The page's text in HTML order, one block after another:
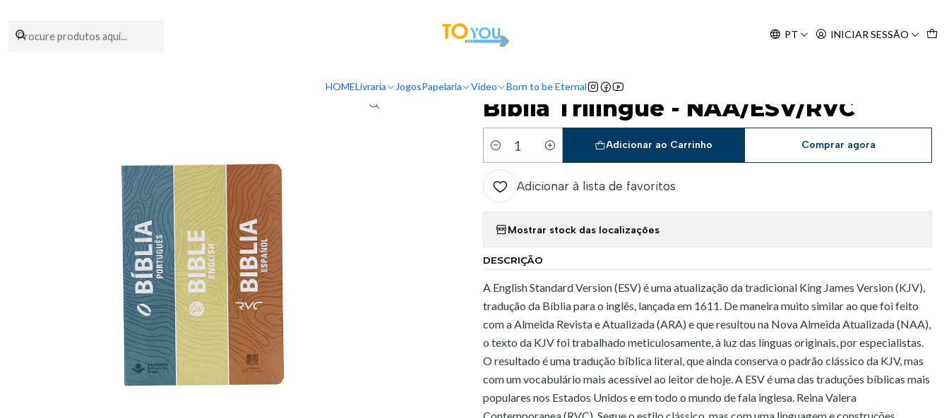
PT INICIAR SESSÃO
HOMELivraria JogosPapelaria Vídeo Born to be Eternal
Bíblia Trilíngue - NAA/ESV/RVC
|
Bíblia Trilíngue - NAA/ESV/RVC
Quantidade
Adicionar ao Carrinho Comprar agora
Adicionar à lista de favoritos
Mostrar stock das localizações
DESCRIÇÃO
A English Standard Version (ESV) é uma atualização da tradicional King James Version (KJV),
tradução da Bíblia para o inglês, lançada em 1611. De maneira muito similar ao que foi feito
com a Almeida Revista e Atualizada (ARA) e que resultou na Nova Almeida Atualizada (NAA),
o texto da KJV foi trabalhado meticulosamente, à luz das línguas originais, por especialistas.
O resultado é uma tradução bíblica literal, que ainda conserva o padrão clássico da KJV, mas
com um vocabulário mais acessível ao leitor de hoje. A ESV é uma das traduções bíblicas mais
populares nos Estados Unidos e em todo o mundo de fala inglesa. Reina Valera